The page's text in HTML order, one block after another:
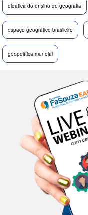
didática do ensino de geografia
espaço geográfico brasileiro
geopolítica mundial